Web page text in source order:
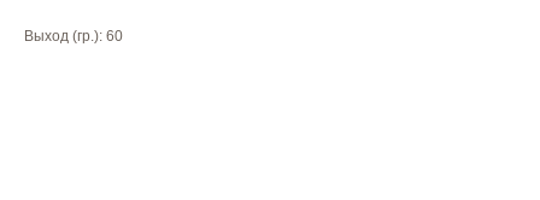
Выход (гр.): 60